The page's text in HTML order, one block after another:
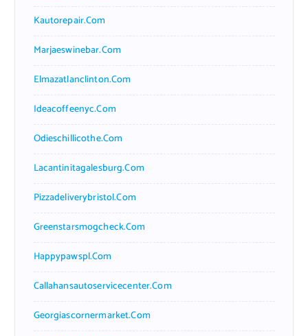
Kautorepair.com
Marjaeswinebar.com
Elmazatlanclinton.com
Ideacoffeenyc.com
Odieschillicothe.com
Lacantinitagalesburg.com
Pizzadeliverybristol.com
Greenstarsmogcheck.com
Happypawspl.com
Callahansautoservicecenter.com
Georgiascornermarket.com